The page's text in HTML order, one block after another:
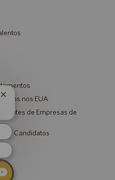
nos EUA
de Empresas de
os Candidatos
Fechar
notificação
chatbot